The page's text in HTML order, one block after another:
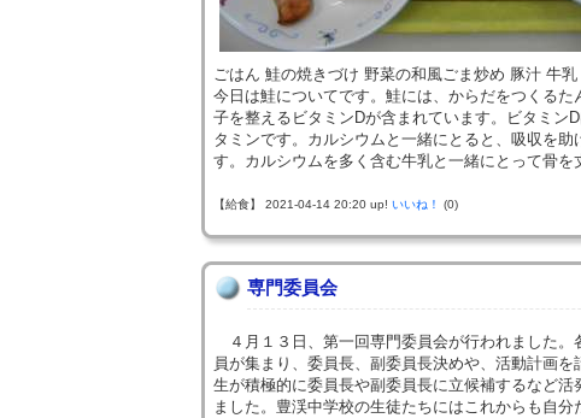
ごはん 鮭の焼きづけ 野菜の和風ごま炒め 豚汁 牛乳
今日は鮭についてです。鮭には、からだをつくるた
子を整えるビタミンDが含まれています。ビタミン
タミンです。カルシウムと一緒にとると、吸収を助
す。カルシウムを多く含む牛乳と一緒にとって骨を
【給食】 2021-04-14 20:20 up! いいね！ (0)
専門委員会
４月１３日、第一回専門委員会が行われました。
員が集まり、委員長、副委員長決めや、活動計画を
生が積極的に委員長や副委員長に立候補するなど活
ました。豊渓中学校の生徒たちにはこれからも自分